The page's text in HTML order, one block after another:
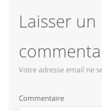
Laisser un
Votre adresse email ne
Commentaire